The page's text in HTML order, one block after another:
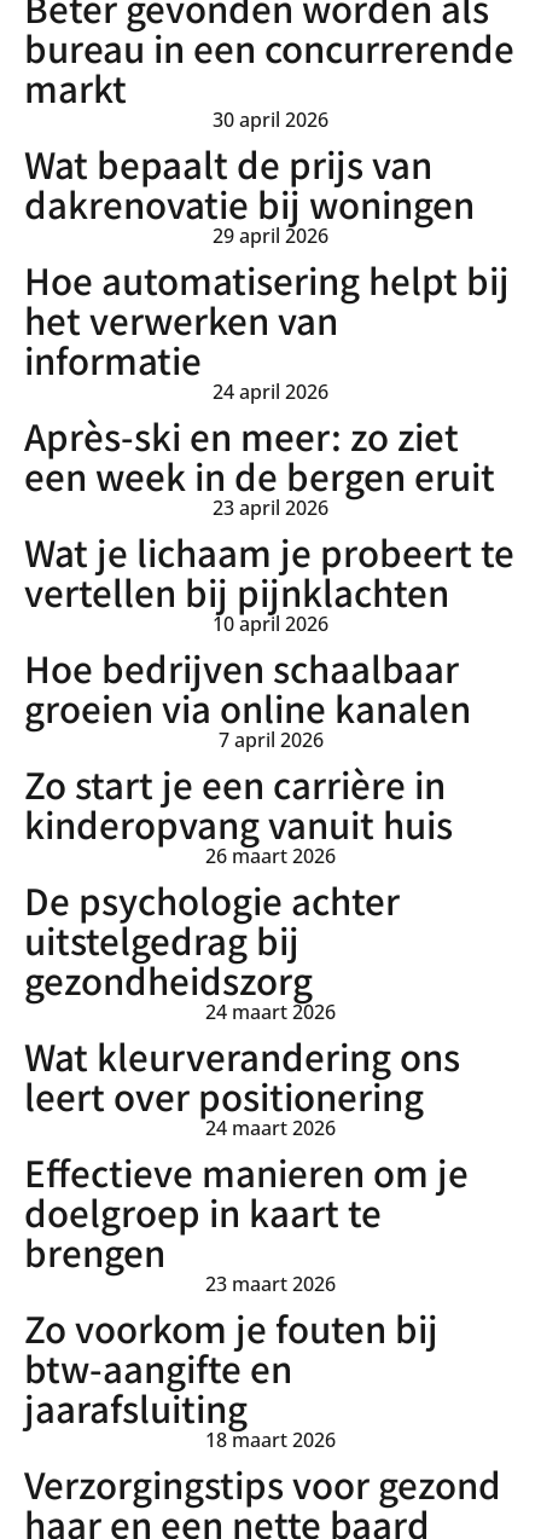
bureau in een concurrerende
markt
30 april 2026
Wat bepaalt de prijs van
dakrenovatie bij woningen
29 april 2026
Hoe automatisering helpt bij
het verwerken van
informatie
24 april 2026
Après-ski en meer: zo ziet
een week in de bergen eruit
23 april 2026
Wat je lichaam je probeert te
vertellen bij pijnklachten
10 april 2026
Hoe bedrijven schaalbaar
groeien via online kanalen
7 april 2026
Zo start je een carrière in
kinderopvang vanuit huis
26 maart 2026
De psychologie achter
uitstelgedrag bij
gezondheidszorg
24 maart 2026
Wat kleurverandering ons
leert over positionering
24 maart 2026
Effectieve manieren om je
doelgroep in kaart te
brengen
23 maart 2026
Zo voorkom je fouten bij
btw-aangifte en
jaarafsluiting
18 maart 2026
Verzorgingstips voor gezond
haar en een nette baard